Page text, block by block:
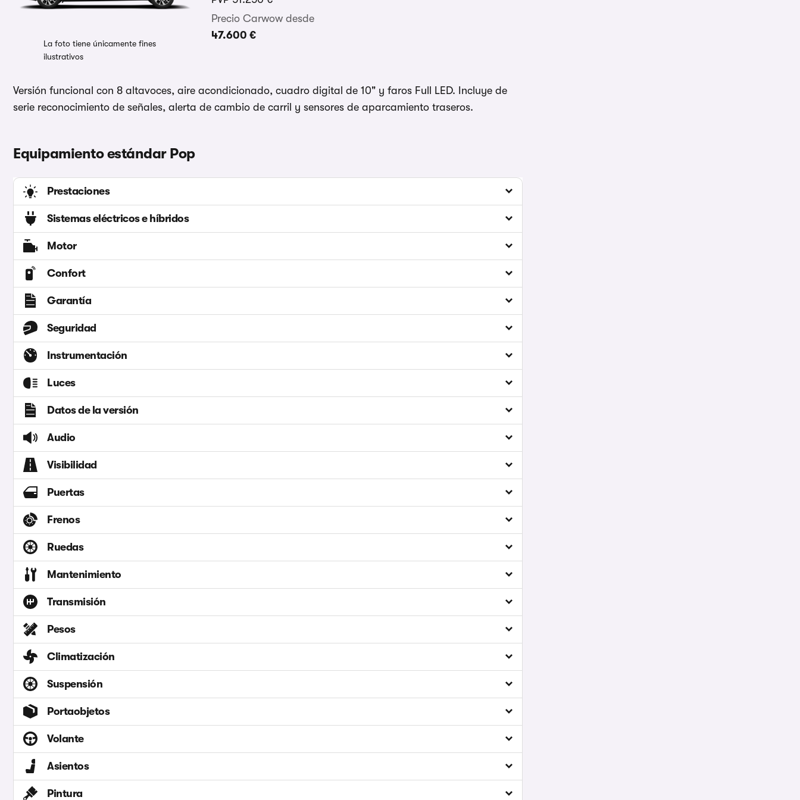
La foto tiene únicamente fines
ilustrativos
Precio Carwow desde
47.600 €
Versión funcional con 8 altavoces, aire acondicionado, cuadro digital de 10" y faros Full LED. Incluye de
serie reconocimiento de señales, alerta de cambio de carril y sensores de aparcamiento traseros.
Equipamiento estándar Pop
Prestaciones
Sistemas eléctricos e híbridos
Motor
Confort
Garantía
Seguridad
Instrumentación
Luces
Datos de la versión
Audio
Visibilidad
Puertas
Frenos
Ruedas
Mantenimiento
Transmisión
Pesos
Climatización
Suspensión
Portaobjetos
Volante
Asientos
Pintura